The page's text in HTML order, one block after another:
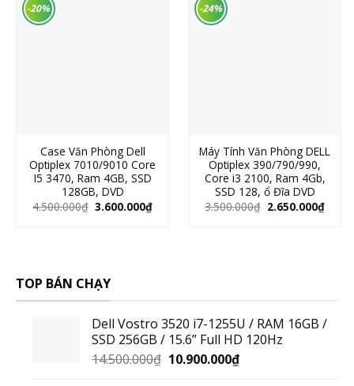
-20%
Case Văn Phòng Dell
Optiplex 7010/9010 Core
I5 3470, Ram 4GB, SSD
128GB, DVD
4.500.000₫ 3.600.000₫
-24%
Máy Tính Văn Phòng DELL
Optiplex 390/790/990,
Core i3 2100, Ram 4Gb,
SSD 128, ổ Đĩa DVD
3.500.000₫ 2.650.000₫
TOP BÁN CHẠY
Dell Vostro 3520 i7-1255U / RAM 16GB /
SSD 256GB / 15.6” Full HD 120Hz
14.500.000₫ 10.900.000₫